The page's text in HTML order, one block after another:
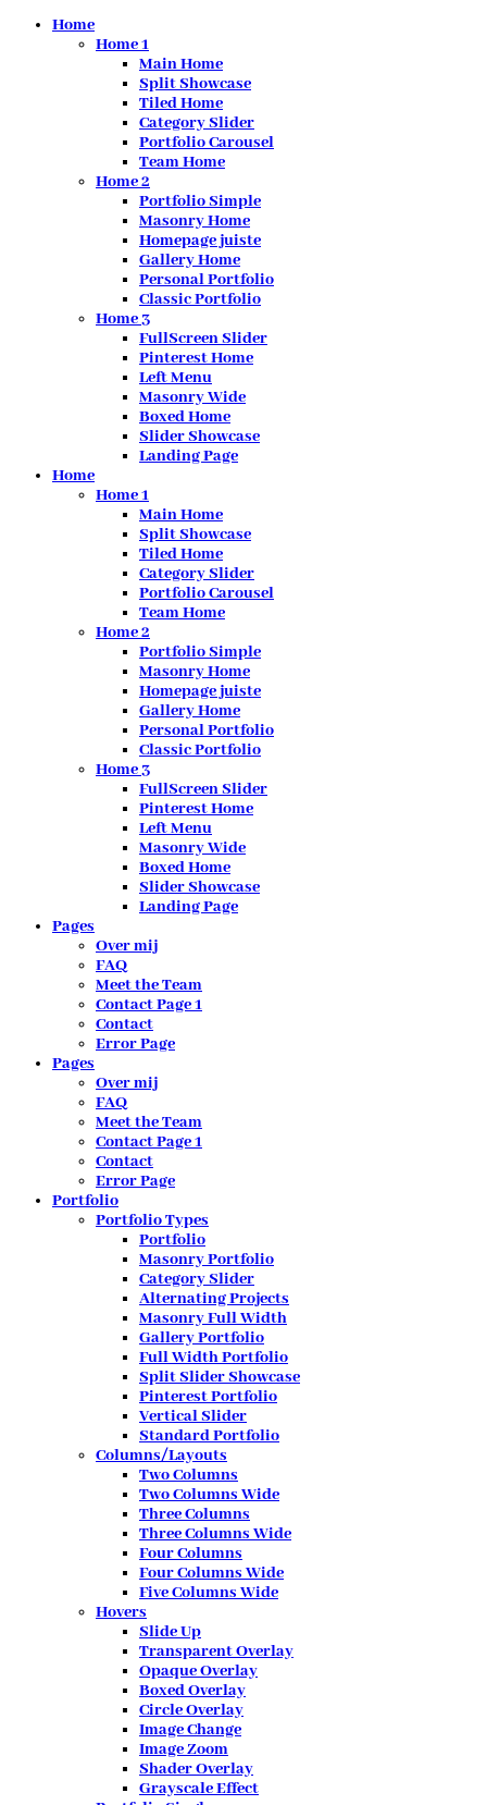
Home
Home 1
Main Home
Split Showcase
Tiled Home
Category Slider
Portfolio Carousel
Team Home
Home 2
Portfolio Simple
Masonry Home
Homepage juiste
Gallery Home
Personal Portfolio
Classic Portfolio
Home 3
FullScreen Slider
Pinterest Home
Left Menu
Masonry Wide
Boxed Home
Slider Showcase
Landing Page
Home
Home 1
Main Home
Split Showcase
Tiled Home
Category Slider
Portfolio Carousel
Team Home
Home 2
Portfolio Simple
Masonry Home
Homepage juiste
Gallery Home
Personal Portfolio
Classic Portfolio
Home 3
FullScreen Slider
Pinterest Home
Left Menu
Masonry Wide
Boxed Home
Slider Showcase
Landing Page
Pages
Over mij
FAQ
Meet the Team
Contact Page 1
Contact
Error Page
Pages
Over mij
FAQ
Meet the Team
Contact Page 1
Contact
Error Page
Portfolio
Portfolio Types
Portfolio
Masonry Portfolio
Category Slider
Alternating Projects
Masonry Full Width
Gallery Portfolio
Full Width Portfolio
Split Slider Showcase
Pinterest Portfolio
Vertical Slider
Standard Portfolio
Columns/Layouts
Two Columns
Two Columns Wide
Three Columns
Three Columns Wide
Four Columns
Four Columns Wide
Five Columns Wide
Hovers
Slide Up
Transparent Overlay
Opaque Overlay
Boxed Overlay
Circle Overlay
Image Change
Image Zoom
Shader Overlay
Grayscale Effect